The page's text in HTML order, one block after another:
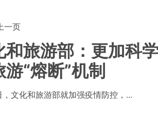
一页
和旅游部：更加科
“熔断”机制
，文化和旅游部就加强疫情防控，...